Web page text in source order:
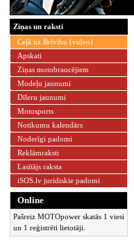
Ziņas un raksti
Ceļā uz Brīvību (video)
Apskati
Ziņas motobraucējiem
Modeļu jaunumi
Dīleru jaunumi
Motosports
Notikumu kalendārs
Noderīgi padomi
Reklāmraksti
Lasītājs raksta
iSOS.lv juridiskie padomi
Online
Pašreiz MOTOpower skatās 1 viesi
un 1 reģistrēti lietotāji.